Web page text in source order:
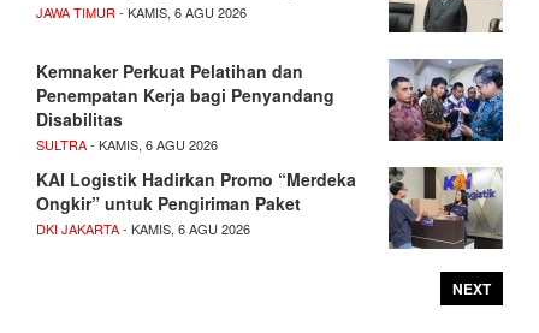
JAWA TIMUR - KAMIS, 6 AGU 2026
Kemnaker Perkuat Pelatihan dan
Penempatan Kerja bagi Penyandang
Disabilitas
SULTRA- KAMIS, 6 AGU 2026
KAI Logistik Hadirkan Promo “Merdeka
Ongkir” untuk Pengiriman Paket
DKI JAKARTA- KAMIS, 6 AGU 2026
NEXT